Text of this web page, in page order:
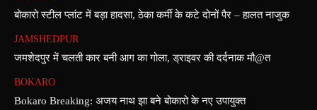
बोकारो स्टील प्लांट में बड़ा हादसा, ठेका कर्मी के कटे दोनों पैर – हालत नाजुक
JAMSHEDPUR
जमशेदपुर में चलती कार बनी आग का गोला, ड्राइवर की दर्दनाक मौ@त
BOKARO
Bokaro Breaking: अजय नाथ झा बने बोकारो के नए उपायुक्त